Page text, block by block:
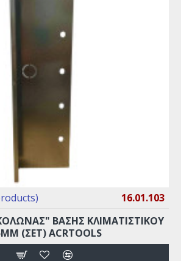
16.01.103
ΒΑΣΗΣ ΚΛΙΜΑΤΙΣΤΙΚΟΥ
(ΣΕΤ) ACRTOOLS